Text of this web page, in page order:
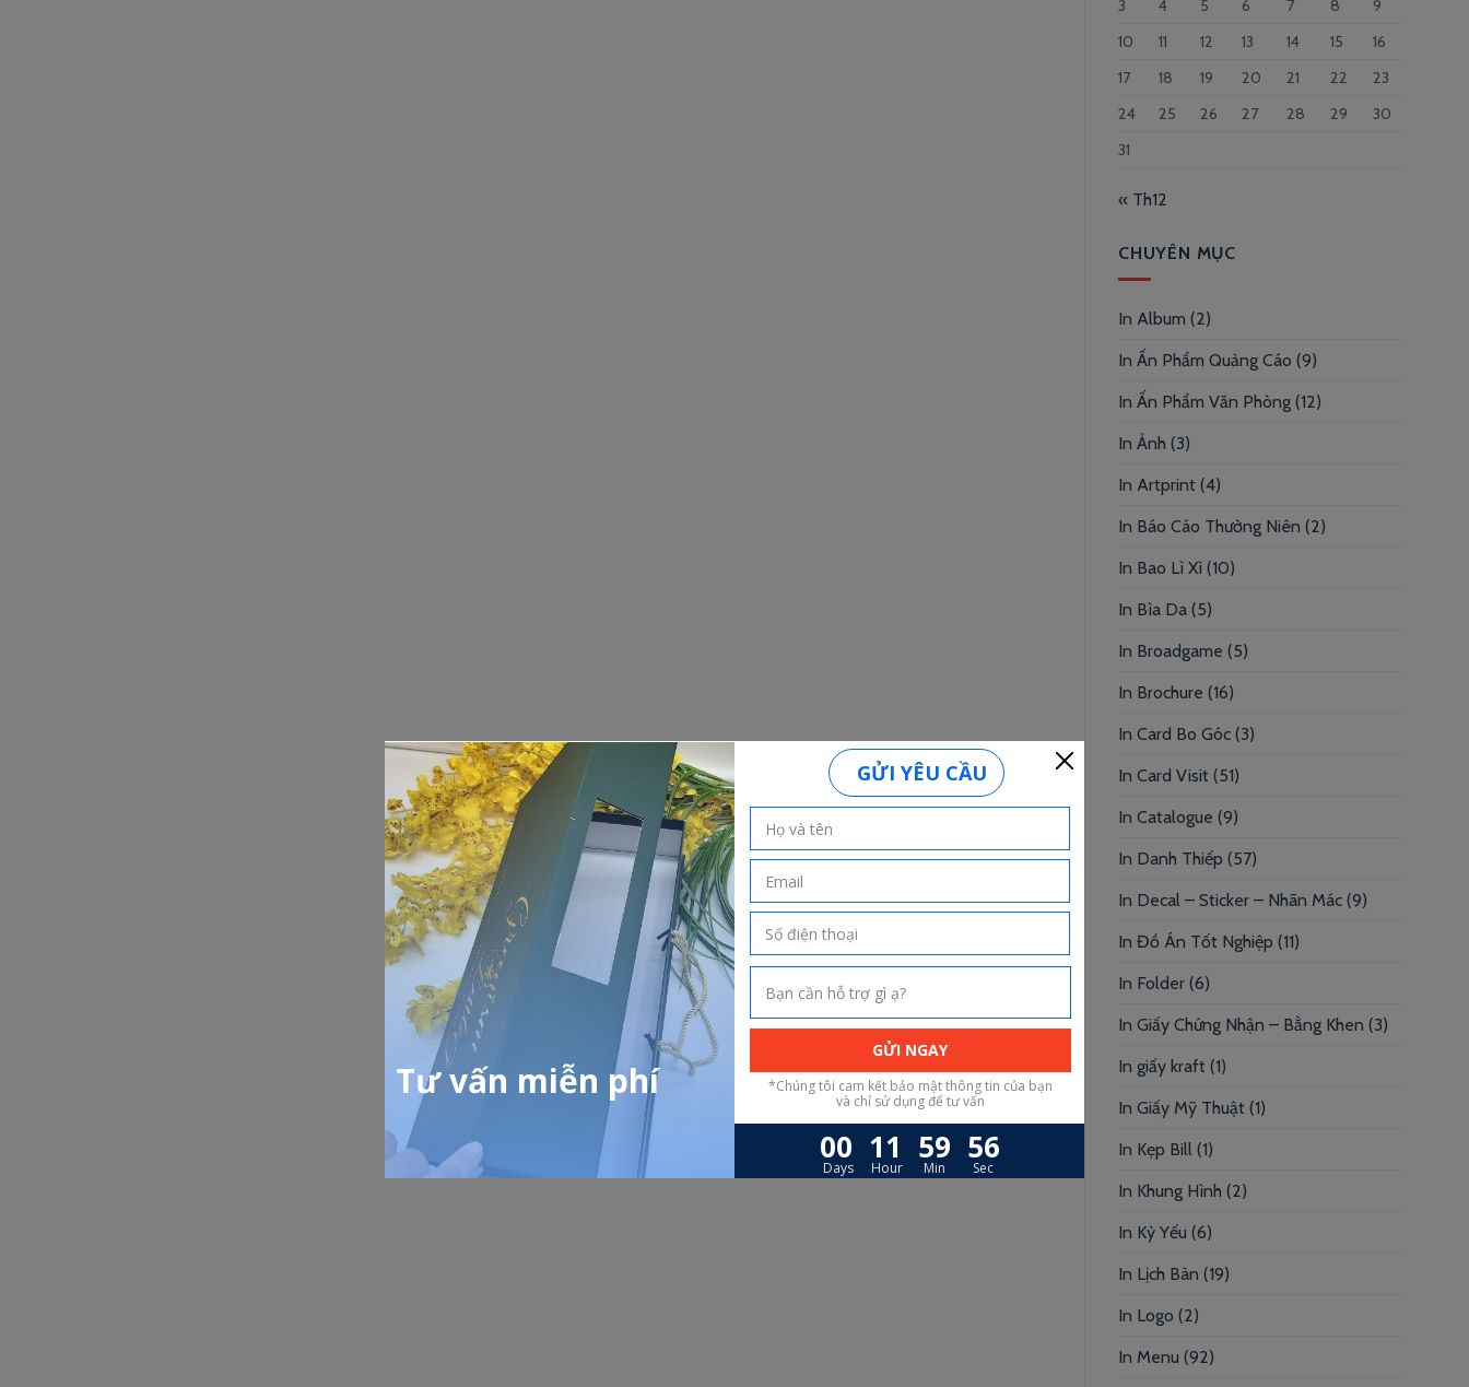
3
4 5 6 7 8
9
10
11 12 13 14 15
16
17
18 19 20 21 22
23
24
25 26 27 28 29
30
31
« Th12
CHUYÊN MỤC
In Album (2)
In Ấn Phẩm Quảng Cáo (9)
In Ấn Phẩm Văn Phòng (12)
In Ảnh (3)
In Artprint (4)
In Báo Cáo Thường Niên (2)
In Bao Lì Xì (10)
In Bìa Da (5)
In Broadgame (5)
In Brochure (16)
In Card Bo Góc (3)
In Card Visit (51)
In Catalogue (9)
In Danh Thiếp (57)
In Decal – Sticker – Nhãn Mác (9)
In Đồ Án Tốt Nghiệp (11)
In Folder (6)
In Giấy Chứng Nhận – Bằng Khen (3)
In giấy kraft (1)
In Giấy Mỹ Thuật (1)
In Kẹp Bill (1)
In Khung Hình (2)
In Kỷ Yếu (6)
In Lịch Bàn (19)
In Logo (2)
In Menu (92)